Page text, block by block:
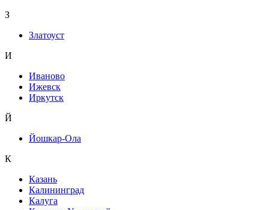
З
Златоуст
И
Иваново
Ижевск
Иркутск
Й
Йошкар-Ола
К
Казань
Калининград
Калуга